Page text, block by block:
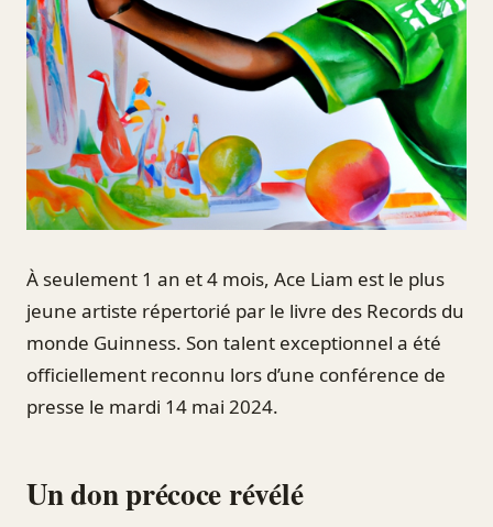
À seulement 1 an et 4 mois, Ace Liam est le plus
jeune artiste répertorié par le livre des Records du
monde Guinness. Son talent exceptionnel a été
officiellement reconnu lors d’une conférence de
presse le mardi 14 mai 2024.
Un don précoce révélé